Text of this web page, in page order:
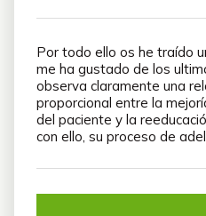
Por todo ello os he traído
me ha gustado de los
observa claramente una
proporcional entre la
del paciente y la
con ello, su proceso de